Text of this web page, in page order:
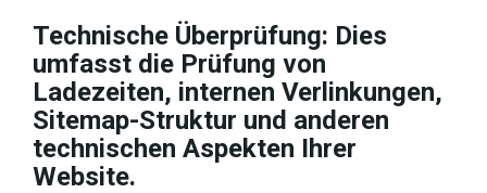
Technische Überprüfung: Dies
umfasst die Prüfung von
Ladezeiten, internen Verlinkungen,
Sitemap-Struktur und anderen
technischen Aspekten Ihrer
Website.